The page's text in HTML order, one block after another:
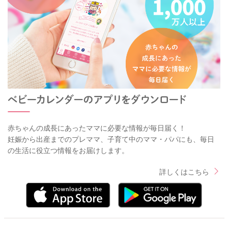
赤ちゃんの成長にあったママに必要な情報が毎日届く！
妊娠から出産までのプレママ、子育て中のママ・パパにも、毎日
の生活に役立つ情報をお届けします。
詳しくはこちら